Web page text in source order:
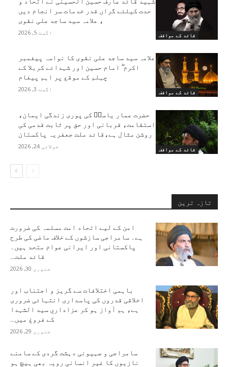
قائد کے مواقف
حدت کیلئے گراں قدر خدمات سر انجام دیں
، علامہ سید ساجد علی نقوی
اگست 5, 2026
قائد کے مواقف
علامہ سید ساجد علی نقوی کا نواسہ پیغمبر
اکرم ۖ امام حسین اور شہدائے کربلا کے
چہلم کے موقع پر اہم پیغام
اگست 3, 2026
قائد کے مواقف
حضرت عمار یاسرؑ کی پوری زندگی ایمان،
استقامت، قربانی اور حق پر ثابت قدمی کی
روشن مثال ہے،قائد ملت جعفریہ پاکستان
جولائی 24, 2026
تازہ ترین
امن کے لیے اتحاد امت مسلمہ کی ضرورت
ہے۔ سامراجی سازشوں کے خلاف ماضی کی طرح
پاکستانی اور ایرانی عوام متحد ہیں۔
قائد ملت...
جنوری 30, 2026
باہمی اختلافات سے گریز و اجتناب اور
اخلاقی قدروں کی پاسداری انتہائی ضروری
ہے، ہم آواز ہو کر عزاداریِ سید الشہدا
کے فروغ میں...
جنوری 29, 2026
سامراجی و صہیونی دہشت گردی کے سامنے
نازیوں کا غیر انسانی رویہ بھی ہیچ ہو